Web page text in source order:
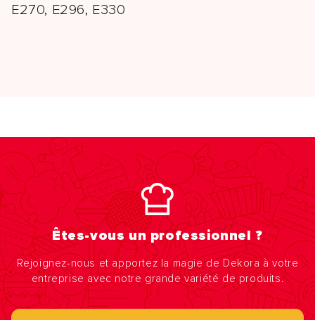
E270, E296, E330
Êtes-vous un professionnel ?
Rejoignez-nous et apportez la magie de Dekora à votre
entreprise avec notre grande variété de produits.